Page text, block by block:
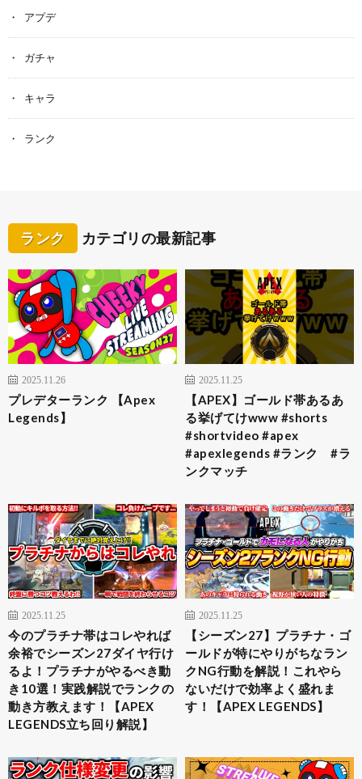
アプデ
ガチャ
キャラ
ランク
ランク カテゴリの最新記事
2025.11.26
プレデターランク 【Apex
Legends】
2025.11.25
【APEX】ゴールド帯あるあ
る挙げてけwww #shorts
#shortvideo #apex
#apexlegends #ランク #ラ
ンクマッチ
2025.11.25
今のプラチナ帯はコレやれば
余裕でシーズン27ダイヤ行け
るよ！プラチナがやるべき動
き10選！実践解説でランクの
動き方教えます！【APEX
LEGENDS立ち回り解説】
2025.11.25
【シーズン27】プラチナ・ゴ
ールドが特にやりがちなラン
クNG行動を解説！これやら
ないだけで効率よく盛れま
す！【APEX LEGENDS】